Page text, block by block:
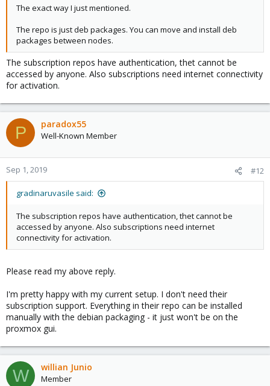
The exact way I just mentioned.
The repo is just deb packages. You can move and install deb
packages between nodes.
The subscription repos have authentication, thet cannot be
accessed by anyone. Also subscriptions need internet connectivity
for activation.
P paradox55
Well-Known Member
Sep 1, 2019 #12
gradinaruvasile said:
The subscription repos have authentication, thet cannot be
accessed by anyone. Also subscriptions need internet
connectivity for activation.
Please read my above reply.
I'm pretty happy with my current setup. I don't need their
subscription support. Everything in their repo can be installed
manually with the debian packaging - it just won't be on the
proxmox gui.
W willian Junio
Member